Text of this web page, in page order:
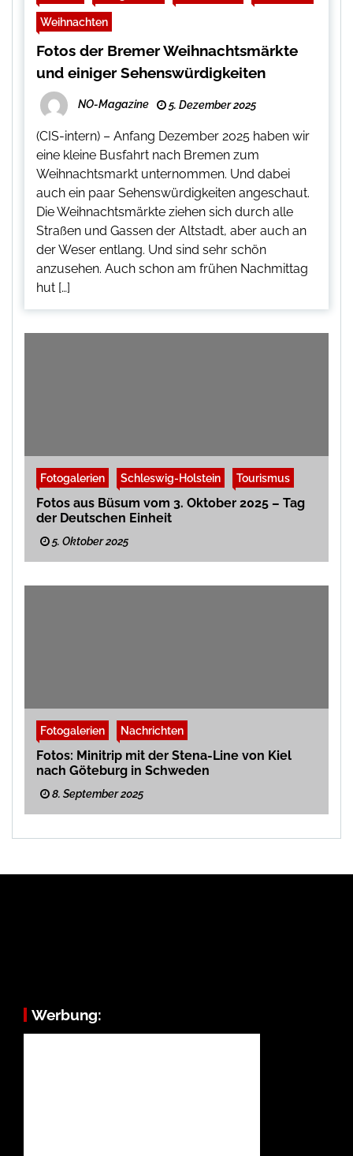
Weihnachten
Fotos der Bremer Weihnachtsmärkte
und einiger Sehenswürdigkeiten
NO-Magazine 5. Dezember 2025
(CIS-intern) – Anfang Dezember 2025 haben wir
eine kleine Busfahrt nach Bremen zum
Weihnachtsmarkt unternommen. Und dabei
auch ein paar Sehenswürdigkeiten angeschaut.
Die Weihnachtsmärkte ziehen sich durch alle
Straßen und Gassen der Altstadt, aber auch an
der Weser entlang. Und sind sehr schön
anzusehen. Auch schon am frühen Nachmittag
hut […]
Fotogalerien Schleswig-Holstein Tourismus
Fotos aus Büsum vom 3. Oktober 2025 – Tag
der Deutschen Einheit
5. Oktober 2025
Fotogalerien Nachrichten
Fotos: Minitrip mit der Stena-Line von Kiel
nach Göteburg in Schweden
8. September 2025
Werbung: